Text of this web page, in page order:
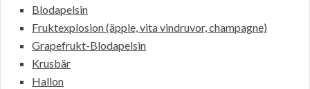
Blodapelsin
Fruktexplosion (äpple, vita vindruvor, champagne)
Grapefrukt-Blodapelsin
Krusbär
Hallon